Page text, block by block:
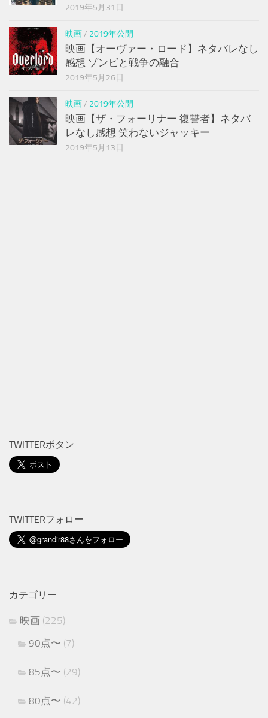
2019年5月31日
映画/ 2019年公開
映画【オーヴァー・ロード】ネタバレなし
感想 ゾンビと戦争の融合
2019年5月26日
映画/ 2019年公開
映画【ザ・フォーリナー 復讐者】ネタバ
レなし感想 笑わないジャッキー
2019年5月13日
TWITTERボタン
TWITTERフォロー
カテゴリー
映画 (225)
90点〜 (7)
85点〜 (29)
80点〜 (42)